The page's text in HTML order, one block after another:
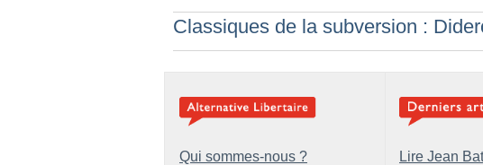
Classiques de la subversion :
Qui sommes-nous ?
Lire Jean